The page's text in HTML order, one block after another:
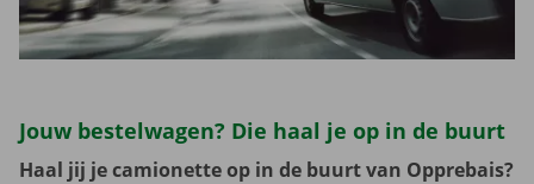
Jouw bestelwagen? Die haal je op in de buurt
Haal jij je camionette op in de buurt van Opprebais?